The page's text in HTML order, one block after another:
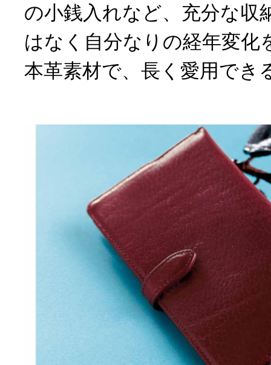
の小銭入れなど、充分な収
はなく自分なりの経年変化
本革素材で、長く愛用でき